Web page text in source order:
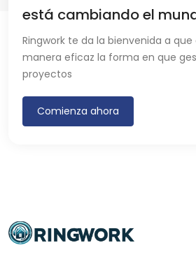
está cambiando el
Ringwork te da la bienvenida a
manera eficaz la forma en que
proyectos
Comienza ahora